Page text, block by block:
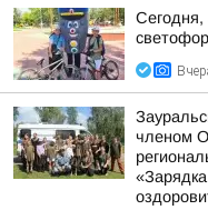
Сегодня,
членом